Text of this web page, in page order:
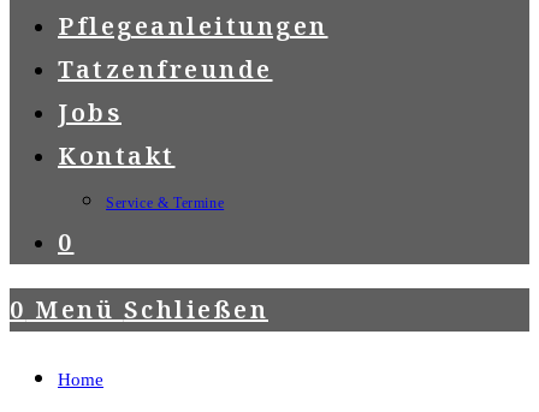
Pflegeanleitungen
Tatzenfreunde
Jobs
Kontakt
Service & Termine
0
0 Menü Schließen
Home